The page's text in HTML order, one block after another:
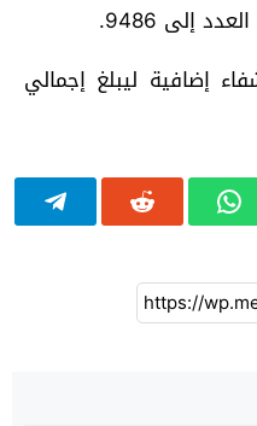
من 1585 حالة شفاء إضافية ليبلغ إجمالي